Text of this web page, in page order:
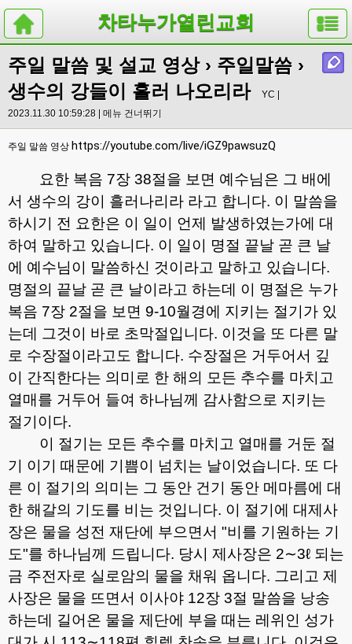
차타누가열린교회
주일 말씀 및 설교 영상› 주일말씀 ›
생수의 강들이 흘러 나오리라
YC |
2023.11.30 10:59:28 | 메뉴 건너뛰기
주일 말씀 영상 https://youtube.com/live/iGZ9pawsuzQ
요한 복음 7장 38절을 보면 예수님은 그 배에
서 생수의 강이 흘러나리라 라고 합니다. 이 말씀을
하시기 전 요한은 이 일이 언제 발생하였는가에 대
하여 말하고 있습니다. 이 일이 명절 끝날 곧 큰 날
에 예수님이 말씀하신 것이라고 말하고 있습니다.
명절의 끝날 곧 큰 날이라고 하는데 이 명절은 누가
복음 7장 2절을 보면 9-10월경에 지키는 절기가 있
는데 그것이 바로 초막절입니다. 이것을 또 다른 말
로 수장절이라고도 합니다. 수장절은 거두어서 깊
이 간직한다는 의미로 한 해의 모든 추수를 마치고
열매를 거두어 들여 하나님께 감사함으로 지키는
절기이다.
이 절기는 모든 추수를 마치고 열매를 거둔 절
기 이기 때문에 기쁨이 넘치는 날이었습니다. 또 다
른 이 절기의 의미는 그 동안 건기 동안 메마름에 대
한 해갈의 기도를 비는 것입니다. 이 절기에 대제사
장은 물을 성전 재단에 부으면서 "비를 기원하는 기
도"를 하나님께 드립니다. 당시 제사장은 2∼3ℓ 되는
금 주전자로 실로암의 물을 채워 옵니다. 그리고 제
사장은 물을 뜨면서 이사야 12장 3절 말씀을 낭송
하는데 길어온 물을 제단에 부을 때는 레위인 성가